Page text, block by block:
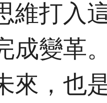
維打入
成變革
來，也